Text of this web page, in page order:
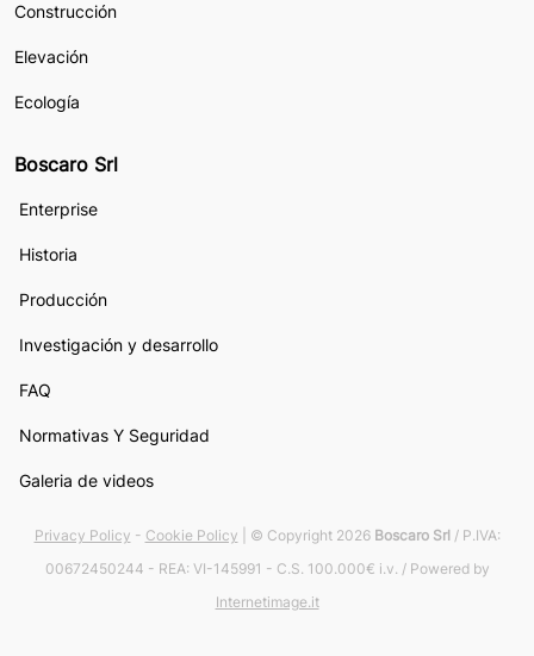
Construcción
Elevación
Ecología
Boscaro Srl
Enterprise
Historia
Producción
Investigación y desarrollo
FAQ
Normativas Y Seguridad
Galeria de videos
Privacy Policy - Cookie Policy | © Copyright 2026 Boscaro Srl / P.IVA:
00672450244 - REA: VI-145991 - C.S. 100.000€ i.v. / Powered by
Internetimage.it